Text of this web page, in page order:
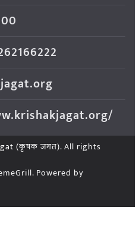
(कृषक जगत). All rights
Powered by